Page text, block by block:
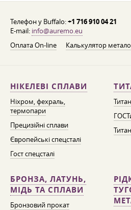
Телефон у Buffalo:+1 716 910 04 21
E-mail: info@auremo.eu
Оплата On-line
Калькулятор
НІКЕЛЕВІ СПЛАВИ
Ніхром, фехраль,
термопари
Прецизійні сплави
Європейські спецсталі
Гост спецсталі
БРОНЗА, ЛАТУНЬ,
МІДЬ ТА СПЛАВИ
Бронзовий прокат